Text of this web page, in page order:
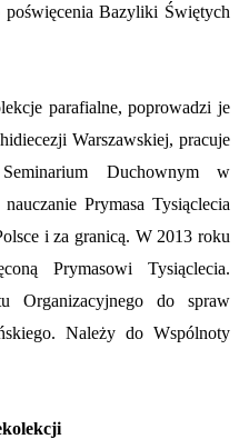
Bazyliki Świętych
parafialne, poprowadzi je
Warszawskiej, pracuje
Duchownym w
Prymasa Tysiąclecia
i za granicą. W 2013 roku
Prymasowi Tysiąclecia.
Organizacyjnego do spraw
Należy do Wspólnoty